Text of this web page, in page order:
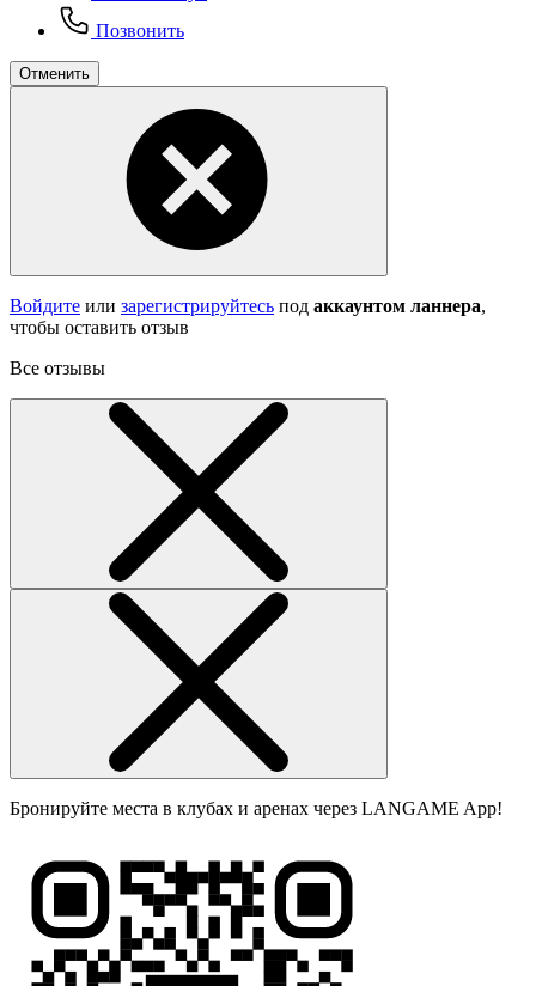
Позвонить
Отменить
Войдите или зарегистрируйтесь под аккаунтом ланнера,
чтобы оставить отзыв
Все отзывы
Бронируйте места в клубах и аренах через LANGAME App!